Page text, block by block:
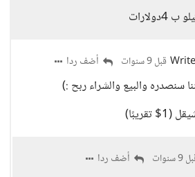
قبل 9 سنوات أضف ردا
سنصدره والبيع والشراء ربح :)
سنوات أضف ردا